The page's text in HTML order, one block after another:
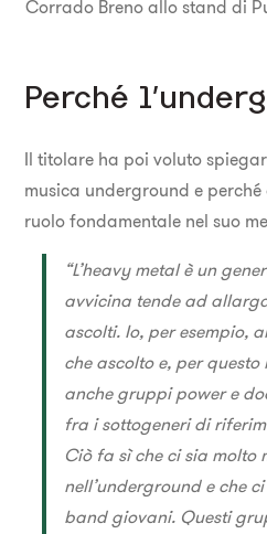
Corrado Breno allo stand di
Perché
Il titolare ha poi voluto
musica underground e
ruolo fondamentale nel suo
“L’heavy metal è un
avvicina tende ad
ascolti. Io, per esempio,
che ascolto e, per
anche gruppi power e
fra i sottogeneri di
Ciò fa sì che ci sia molto
nell’underground e che
band giovani. Questi